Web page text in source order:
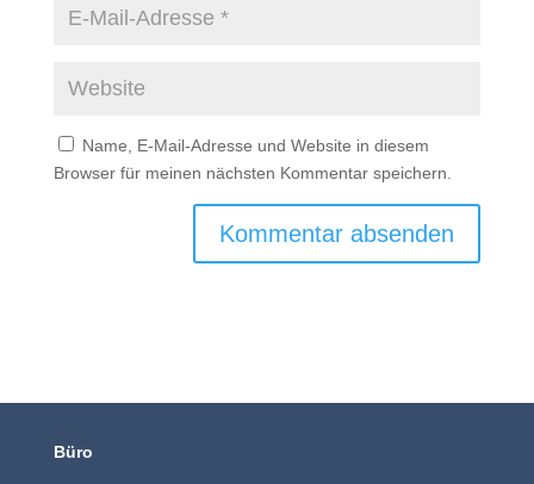
Name, E-Mail-Adresse und Website in diesem
Browser für meinen nächsten Kommentar speichern.
Büro